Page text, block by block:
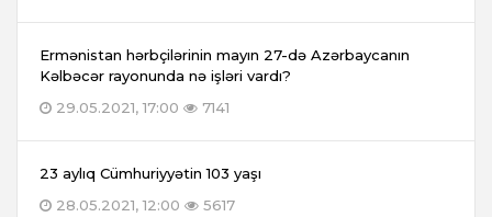
Ermənistan hərbçilərinin mayın 27-də Azərbaycanın
Kəlbəcər rayonunda nə işləri vardı?
29.05.2021, 17:00
7141
23 aylıq Cümhuriyyətin 103 yaşı
28.05.2021, 12:00
5617